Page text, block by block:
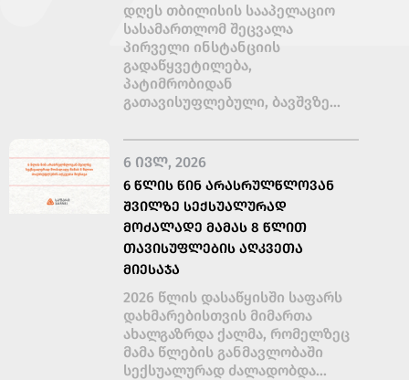
დღეს თბილისის სააპელაციო
სასამართლომ შეცვალა
პირველი ინსტანციის
გადაწყვეტილება,
პატიმრობიდან
გათავისუფლებული, ბავშვზე...
6 ᲘᲕᲚ, 2026
6 ᲬᲚᲘᲡ ᲬᲘᲜ ᲐᲠᲐᲡᲠᲣᲚᲬᲚᲝᲕᲐᲜ
ᲨᲕᲘᲚᲖᲔ ᲡᲔᲥᲡᲣᲐᲚᲣᲠᲐᲓ
ᲛᲝᲫᲐᲚᲐᲓᲔ ᲛᲐᲛᲐᲡ 8 ᲬᲚᲘᲗ
ᲗᲐᲕᲘᲡᲣᲤᲚᲔᲑᲘᲡ ᲐᲦᲙᲕᲔᲗᲐ
ᲛᲘᲔᲡᲐᲯᲐ
2026 წლის დასაწყისში საფარს
დახმარებისთვის მიმართა
ახალგაზრდა ქალმა, რომელზეც
მამა წლების განმავლობაში
სექსუალურად ძალადობდა...